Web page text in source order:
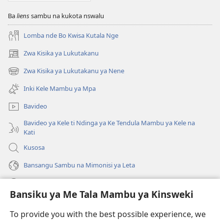
Bansiku ya Me Tala Mambu ya Kinsweki
To provide you with the best possible experience, we
Balienssambu na kukota nswalu
Lomba nde Bo Kwisa Kutala Nge
Zwa Kisika ya Lukutakanu
(ke
kangula
lutiti
ya
mpa)
Zwa Kisika ya Lukutakanu ya Nene
(ke
kangula
lutiti
ya
mpa)
Inki Kele Mambu ya Mpa
Bavideo
Bavideo ya Kele ti Ndinga ya Ke Tendula Mambu ya Kele na
Kati
Kusosa
Bansangu Sambu na Mimonisi ya Leta
(ke